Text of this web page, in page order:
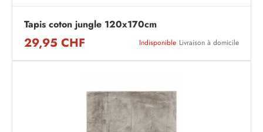
Tapis coton jungle 120x170cm
29,95 CHF Indisponible Livraison à domicile